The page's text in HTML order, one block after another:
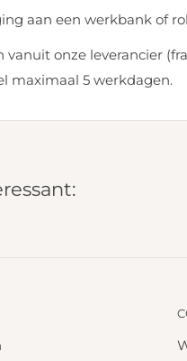
aan een werkbank of
onze leverancier
maximaal 5 werkdagen.